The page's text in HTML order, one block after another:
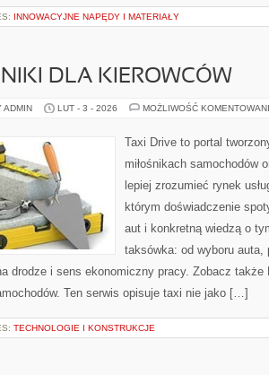
INNOWACYJNE NAPĘDY I MATERIAŁY
DLA KIEROWCÓW
ADMIN LUT - 3 - 2026 MOŻLIWOŚĆ
Taxi Drive to portal
miłośnikach samochodów
lepiej zrozumieć rynek
którym doświadczenie
aut i konkretną wiedzą o
taksówka: od wyboru
drodze i sens ekonomiczny pracy. Zobacz także
Ten serwis opisuje taxi nie jako […]
TECHNOLOGIE I KONSTRUKCJE